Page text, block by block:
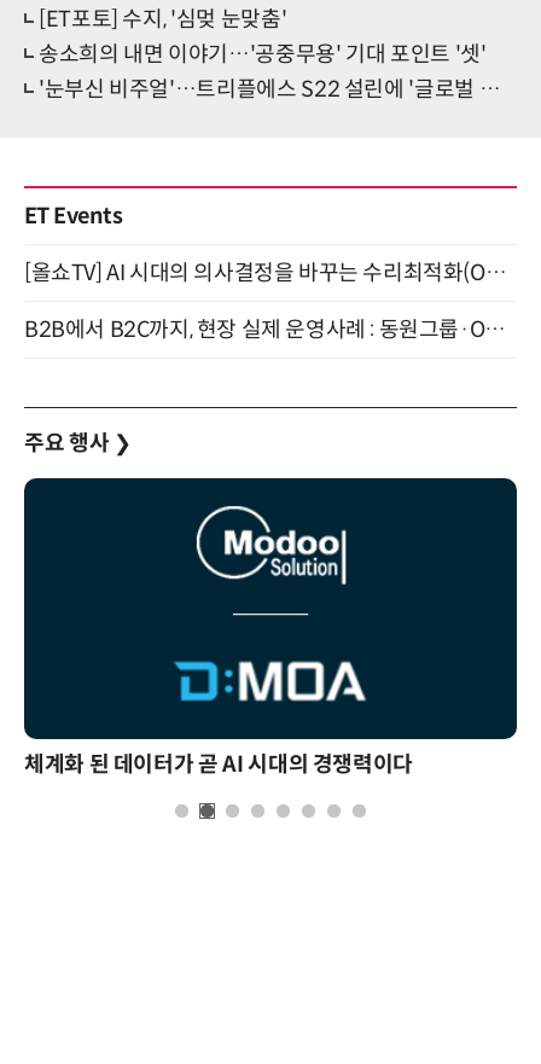
[ET포토] 수지, '심멎 눈맞춤'
송소희의 내면 이야기…'공중무용' 기대 포인트 '셋'
'눈부신 비주얼'…트리플에스 S22 설린에 '글로벌 설렘'
ET Events
[올쇼TV] AI 시대의 의사결정을 바꾸는 수리최적화(Optimization) 소개 (8/20 생방송)
B2B에서 B2C까지, 현장 실제 운영사례 : 동원그룹·OCI·다이닝브랜즈그룹·당근 (8/27)
주요 행사 ❯
체계화 된 데이터가 곧 AI 시대의 경쟁력이다